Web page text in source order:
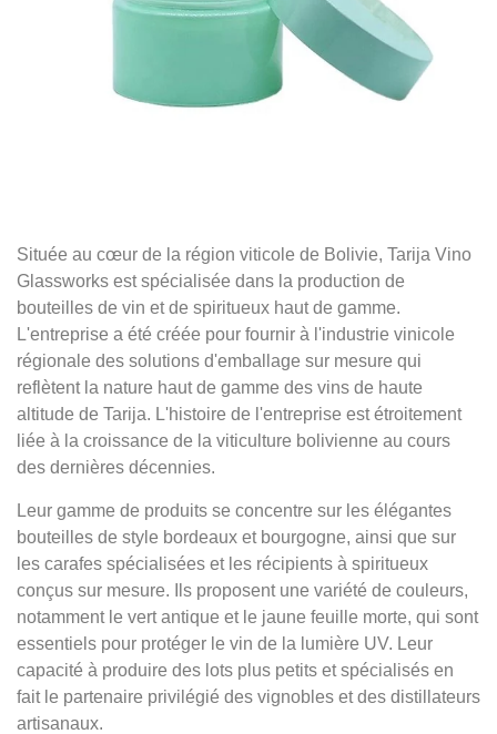
Située au cœur de la région viticole de Bolivie, Tarija Vino
Glassworks est spécialisée dans la production de
bouteilles de vin et de spiritueux haut de gamme.
L'entreprise a été créée pour fournir à l'industrie vinicole
régionale des solutions d'emballage sur mesure qui
reflètent la nature haut de gamme des vins de haute
altitude de Tarija. L'histoire de l'entreprise est étroitement
liée à la croissance de la viticulture bolivienne au cours
des dernières décennies.
Leur gamme de produits se concentre sur les élégantes
bouteilles de style bordeaux et bourgogne, ainsi que sur
les carafes spécialisées et les récipients à spiritueux
conçus sur mesure. Ils proposent une variété de couleurs,
notamment le vert antique et le jaune feuille morte, qui sont
essentiels pour protéger le vin de la lumière UV. Leur
capacité à produire des lots plus petits et spécialisés en
fait le partenaire privilégié des vignobles et des distillateurs
artisanaux.